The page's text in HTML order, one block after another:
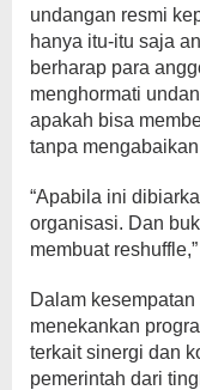
undangan resmi
hanya itu-itu saja
berharap para
menghormati
apakah bisa
tanpa
“Apabila ini
organisasi. Dan
membuat
Dalam
menekankan
terkait sinergi dan
pemerintah dari